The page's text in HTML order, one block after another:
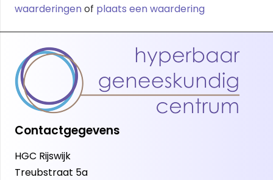
waarderingen of plaats een waardering
Contactgegevens
HGC Rijswijk
Treubstraat 5a